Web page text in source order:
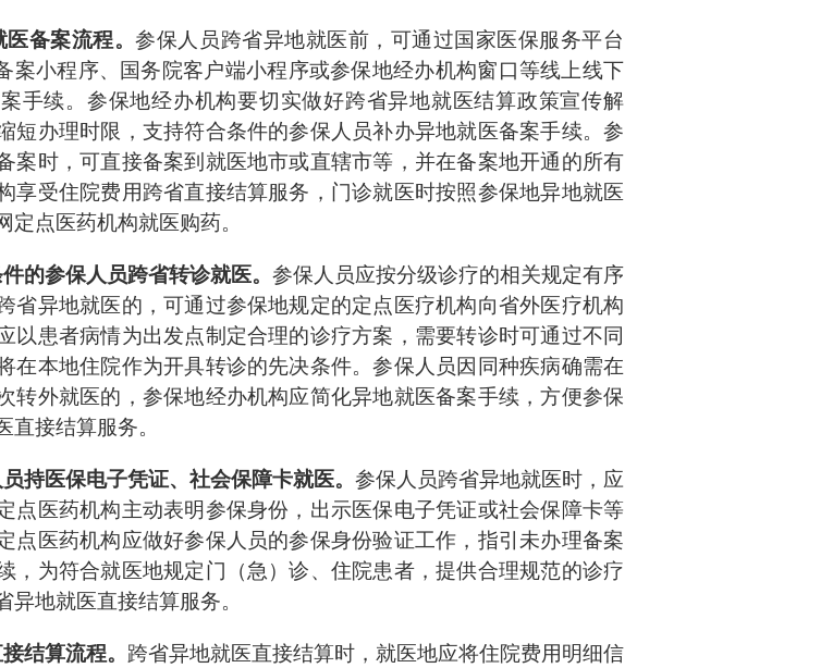
医备案流程。参保人员跨省异地就医前，可通过国家医保服务平台
案小程序、国务院客户端小程序或参保地经办机构窗口等线上线下
手续。参保地经办机构要切实做好跨省异地就医结算政策宣传解
短办理时限，支持符合条件的参保人员补办异地就医备案手续。参
案时，可直接备案到就医地市或直辖市等，并在备案地开通的所有
享受住院费用跨省直接结算服务，门诊就医时按照参保地异地就医
定点医药机构就医购药。
的参保人员跨省转诊就医。 参保人员应按分级诊疗的相关规定有序
省异地就医的，可通过参保地规定的定点医疗机构向省外医疗机构
以患者病情为出发点制定合理的诊疗方案，需要转诊时可通过不同
在本地住院作为开具转诊的先决条件。参保人员因同种疾病确需在
转外就医的，参保地经办机构应简化异地就医备案手续，方便参保
直接结算服务。
持医保电子凭证、社会保障卡就医。 参保人员跨省异地就医时，应
点医药机构主动表明参保身份，出示医保电子凭证或社会保障卡等
点医药机构应做好参保人员的参保身份验证工作，指引未办理备案
，为符合就医地规定门（急）诊、住院患者，提供合理规范的诊疗
异地就医直接结算服务。
结算流程。 跨省异地就医直接结算时，就医地应将住院费用明细信